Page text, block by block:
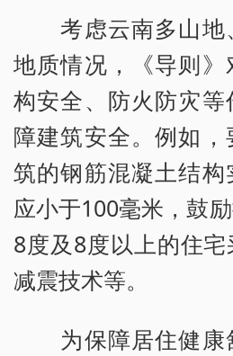
考虑云南多山地
地质情况，《导则
构安全、防火防灾
障建筑安全。例如
筑的钢筋混凝土结
应小于100毫米，鼓
8度及8度以上的住
减震技术等。
为保障居住健康